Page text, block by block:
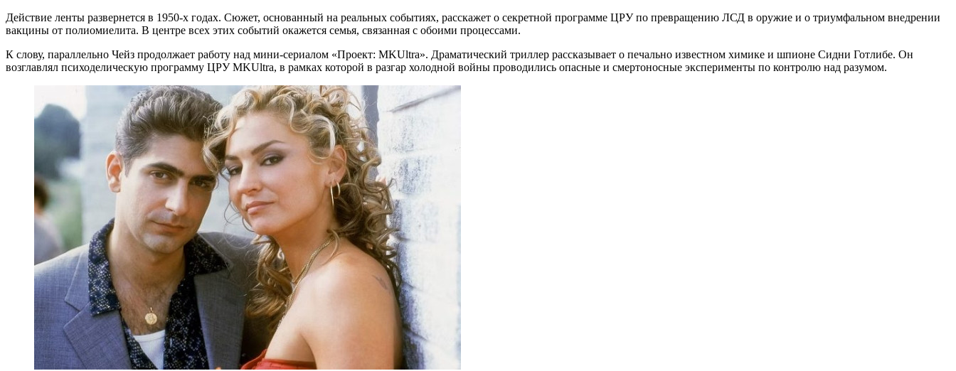
Действие ленты развернется в 1950-х годах. Сюжет, основанный на реальных событиях, расскажет о секретной программе ЦРУ по превращению ЛСД в оружие и о триумфальном внедрении
вакцины от полиомиелита. В центре всех этих событий окажется семья, связанная с обоими процессами.
К слову, параллельно Чейз продолжает работу над мини-сериалом «Проект: MKUltra». Драматический триллер рассказывает о печально известном химике и шпионе Сидни Готлибе. Он
возглавлял психоделическую программу ЦРУ MKUltra, в рамках которой в разгар холодной войны проводились опасные и смертоносные эксперименты по контролю над разумом.